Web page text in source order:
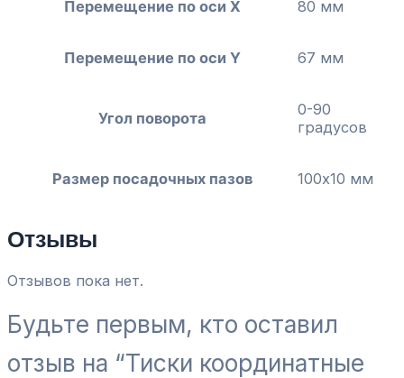
Перемещение по оси Х 80 мм
Перемещение по оси Y 67 мм
Угол поворота
0-90
градусов
Размер посадочных пазов 100х10 мм
Отзывы
Отзывов пока нет.
Будьте первым, кто оставил
отзыв на “Тиски координатные